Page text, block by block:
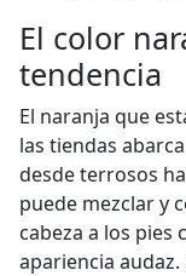
El color
tendencia
El naranja que
las tiendas
desde terrosos
puede mezclar y
cabeza a los pies
apariencia